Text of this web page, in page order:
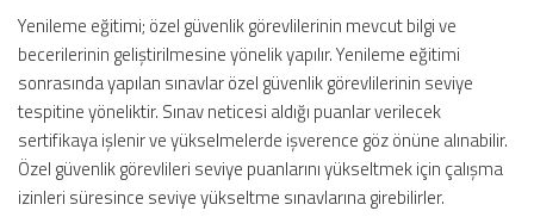
Yenileme eğitimi; özel güvenlik görevlilerinin mevcut bilgi ve
becerilerinin geliştirilmesine yönelik yapılır. Yenileme eğitimi
sonrasında yapılan sınavlar özel güvenlik görevlilerinin seviye
tespitine yöneliktir. Sınav neticesi aldığı puanlar verilecek
sertifikaya işlenir ve yükselmelerde işverence göz önüne alınabilir.
Özel güvenlik görevlileri seviye puanlarını yükseltmek için çalışma
izinleri süresince seviye yükseltme sınavlarına girebilirler.